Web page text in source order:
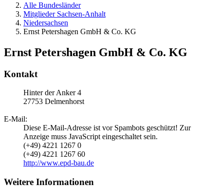
Alle Bundesländer
Mitglieder Sachsen-Anhalt
Niedersachsen
Ernst Petershagen GmbH & Co. KG
Ernst Petershagen GmbH & Co. KG
Kontakt
Hinter der Anker 4
27753 Delmenhorst
E-Mail:
Diese E-Mail-Adresse ist vor Spambots geschützt! Zur
Anzeige muss JavaScript eingeschaltet sein.
(+49) 4221 1267 0
(+49) 4221 1267 60
http://www.epd-bau.de
Weitere Informationen